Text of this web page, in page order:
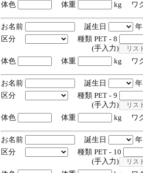
体色
体重 kg ワ
お名前 誕生日
区分
種類 PET - 8
(手入力)
体色
体重 kg ワ
お名前 誕生日
区分
種類 PET - 9
(手入力)
体色
体重 kg ワ
お名前 誕生日
区分
種類 PET - 10
(手入力)